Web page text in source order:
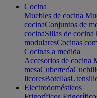
Cocina
Muebles de cocina
cocinaConjuntos de
cocinaSillas de cocina
modularesCocinas
Cocinas a medida
Accesorios de cocina
mesaCubertería
licoresBotellas
Electrodomésticos